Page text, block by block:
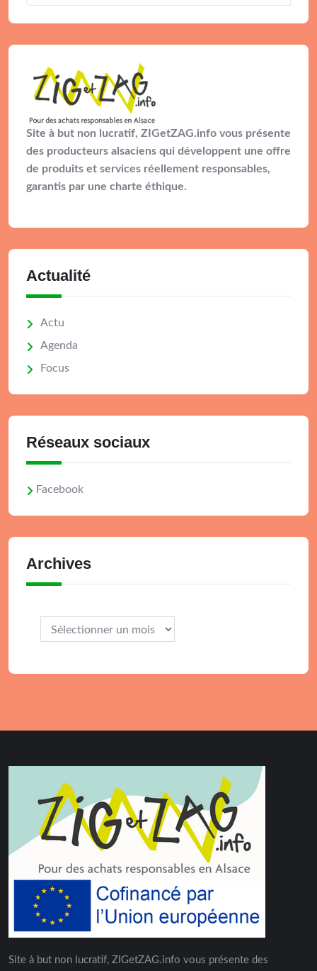
Site à but non lucratif, ZIGetZAG.info vous présente
des producteurs alsaciens qui développent une offre
de produits et services réellement responsables,
garantis par une charte éthique.
Actualité
Actu
Agenda
Focus
Réseaux sociaux
Facebook
Archives
Site à but non lucratif, ZIGetZAG.info vous présente des